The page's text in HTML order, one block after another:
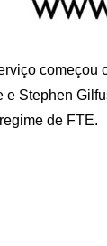
começou
Stephen
de FTE.